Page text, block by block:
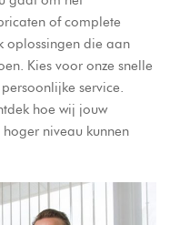
of complete
oplossingen die aan
Kies voor onze snelle
service.
hoe wij jouw
niveau kunnen